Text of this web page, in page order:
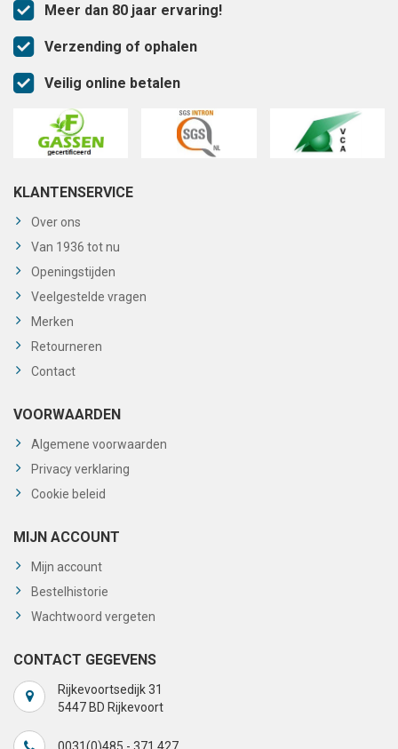
Meer dan 80 jaar ervaring!
Verzending of ophalen
Veilig online betalen
KLANTENSERVICE
Over ons
Van 1936 tot nu
Openingstijden
Veelgestelde vragen
Merken
Retourneren
Contact
VOORWAARDEN
Algemene voorwaarden
Privacy verklaring
Cookie beleid
MIJN ACCOUNT
Mijn account
Bestelhistorie
Wachtwoord vergeten
CONTACT GEGEVENS
Rijkevoortsedijk 31
5447 BD Rijkevoort